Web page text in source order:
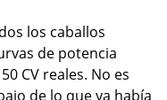
los caballos
de potencia
CV reales. No es
de lo que ya había